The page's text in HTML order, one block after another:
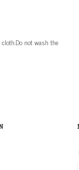
not wash the